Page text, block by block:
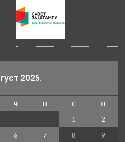
2026.
Ч П С
Н
1
2
6 7 8 9